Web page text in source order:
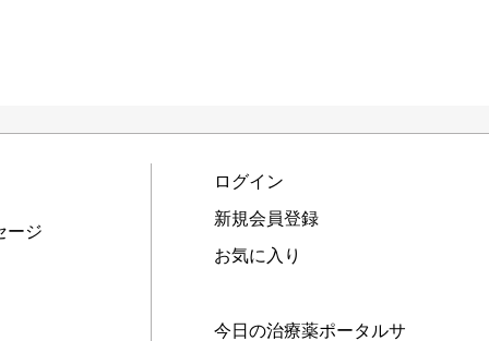
ージ
ログイン
新規会員登録
お気に入り
今日の治療薬ポータルサ